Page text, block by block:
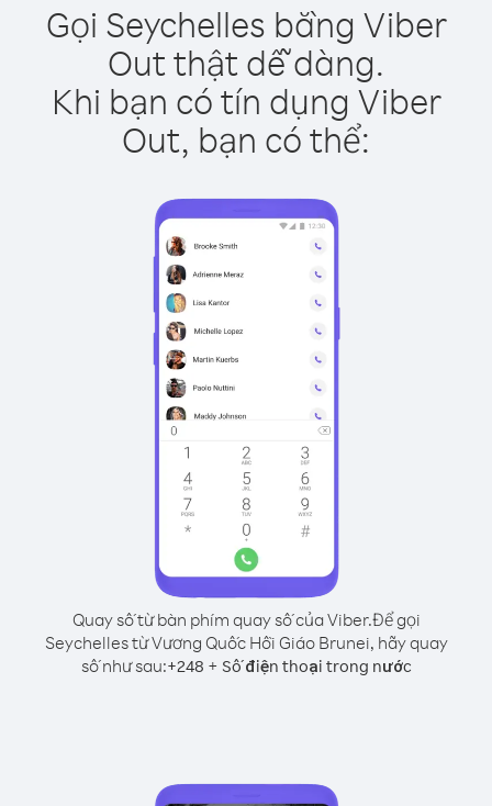
Gọi Seychelles bằng Viber
Out thật dễ dàng.
Khi bạn có tín dụng Viber
Out, bạn có thể:
Quay số từ bàn phím quay số của Viber.Để gọi
Seychelles từ Vương Quốc Hồi Giáo Brunei, hãy quay
số như sau:+248 + Số điện thoại trong nước